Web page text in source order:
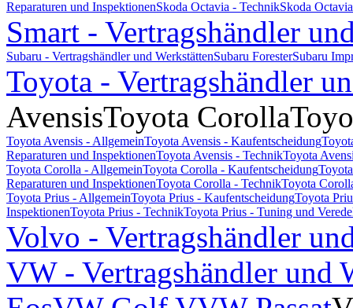
Reparaturen und InspektionenSkoda Octavia - TechnikSkoda
Smart - Vertragshändler
Subaru - Vertragshändler und WerkstättenSubaru ForesterSubaru
Toyota - Vertragshändler
AvensisToyota Corolla
Toyota Avensis - AllgemeinToyota Avensis - Kaufentscheidung
Reparaturen und InspektionenToyota Avensis - TechnikToyota
Toyota Corolla - AllgemeinToyota Corolla - Kaufentscheidung
Reparaturen und InspektionenToyota Corolla - TechnikToyota
Toyota Prius - AllgemeinToyota Prius - KaufentscheidungToyota
InspektionenToyota Prius - TechnikToyota Prius - Tuning und
Volvo - Vertragshändler
VW - Vertragshändler und